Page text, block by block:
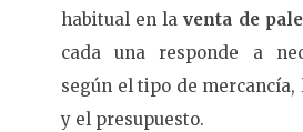
habitual en laventa de
cada una responde a
según el tipo de mercancía,
y el presupuesto.